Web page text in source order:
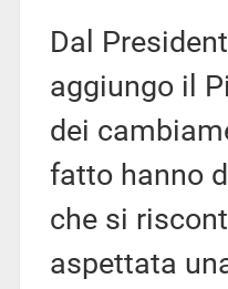
Dal
aggiungo il
dei
fatto hanno
che si
aspettata